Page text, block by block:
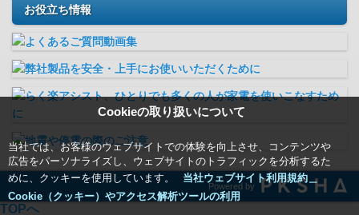
Cookieの取り扱いについて
当社では、お客様のウェブサイトでの体験を向上させ、コンテンツや
広告をパーソナライズし、ウェブサイトのトラフィックを分析するた
めに、クッキーを使用しています。
当社ウェブサイト利用規約＿
Cookie（クッキー）やアクセス解析ツールの利用
お役立ち情報
Powered by
TOPへ